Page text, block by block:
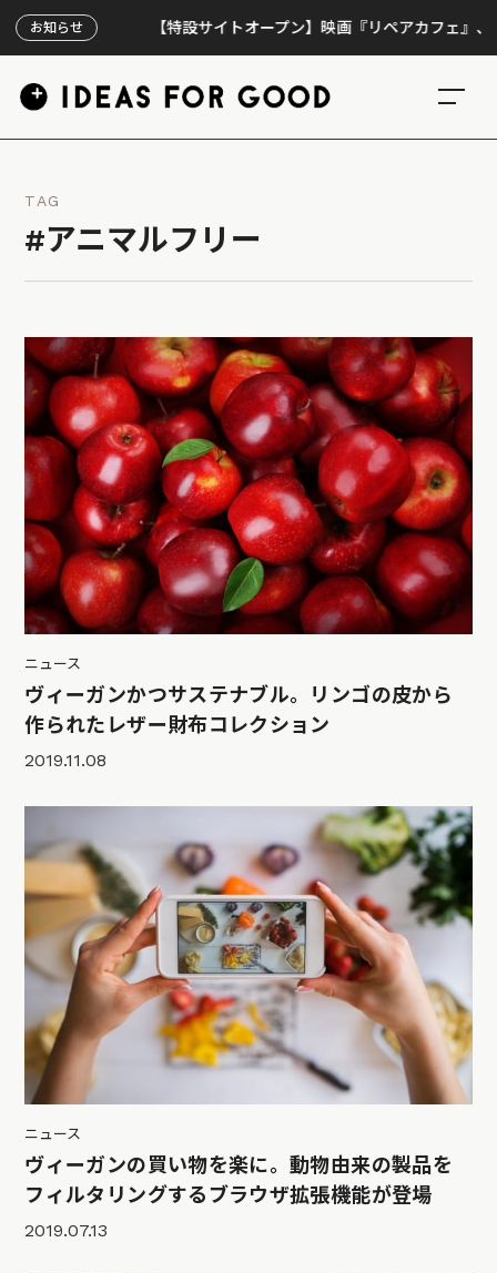
お知らせ 【特設サイトオープン】映画『リペアカフェ』、上映300
TAG
#アニマルフリー
ニュース
ヴィーガンかつサステナブル。リンゴの皮から
作られたレザー財布コレクション
2019.11.08
ニュース
ヴィーガンの買い物を楽に。動物由来の製品を
フィルタリングするブラウザ拡張機能が登場
2019.07.13